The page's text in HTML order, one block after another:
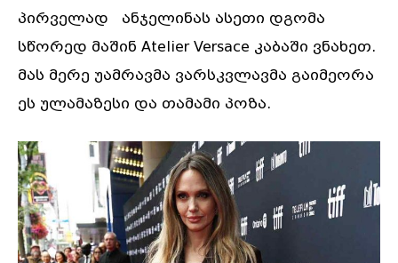
პირველად ანჯელინას ასეთი დგომა
სწორედ მაშინ Atelier Versace კაბაში ვნახეთ.
მას მერე უამრავმა ვარსკვლავმა გაიმეორა
ეს ულამაზესი და თამამი პოზა.